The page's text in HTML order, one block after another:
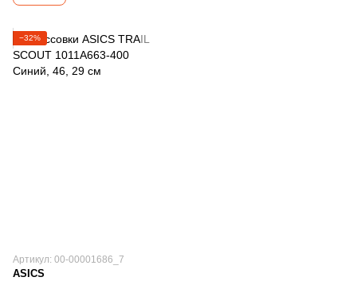
−32%
Артикул: 00-00001686_7
ASICS